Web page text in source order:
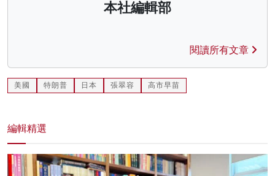
本社編輯部
閱讀所有文章
美國 特朗普 日本 張翠容 高市早苗
編輯精選